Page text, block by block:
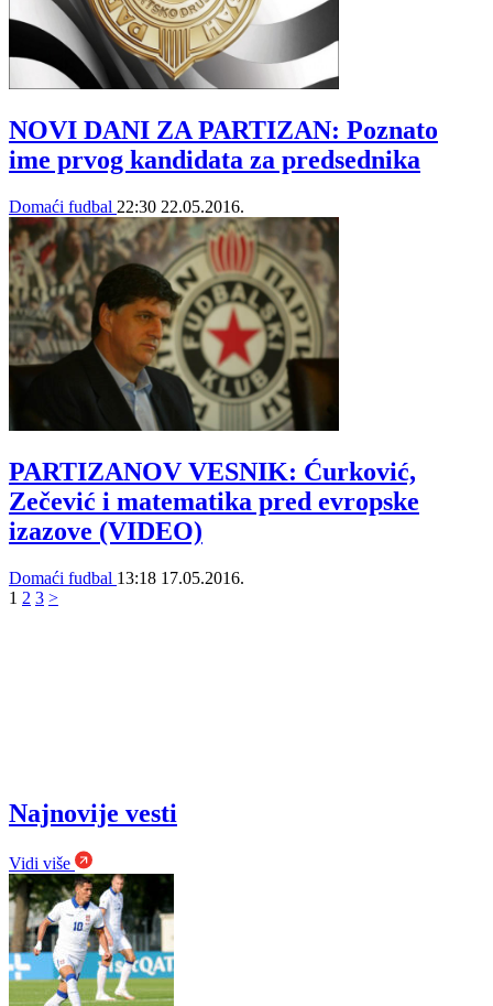
NOVI DANI ZA PARTIZAN: Poznato
ime prvog kandidata za predsednika
Domaći fudbal 22:30 22.05.2016.
PARTIZANOV VESNIK: Ćurković,
Zečević i matematika pred evropske
izazove (VIDEO)
Domaći fudbal 13:18 17.05.2016.
1 2 3 >
Najnovije vesti
Vidi više